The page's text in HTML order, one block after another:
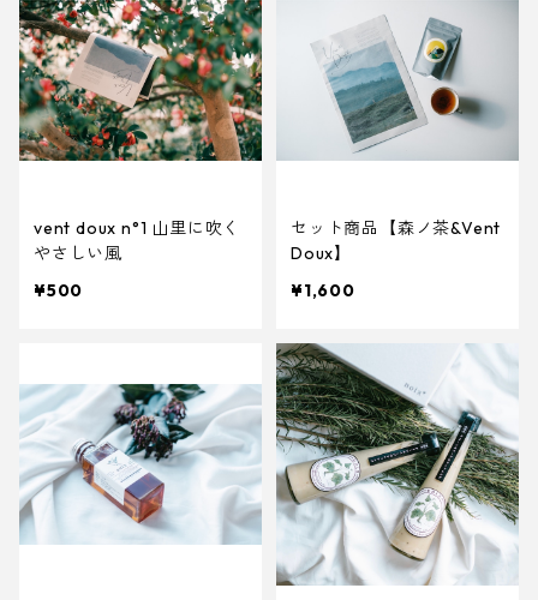
vent doux n°1 山里に吹く
やさしい風
¥500
セット商品【森ノ茶&Vent
Doux】
¥1,600